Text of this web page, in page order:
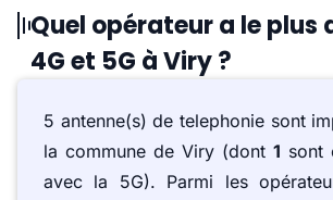
Quel opérateur a le plus
4G et 5G à Viry ?
5 antenne(s) de telephonie sont
la commune de Viry (dont 1 sont
avec la 5G). Parmi les